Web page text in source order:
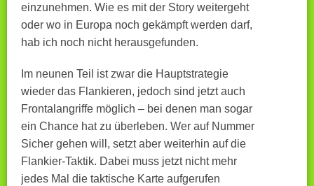
einzunehmen. Wie es mit der Story weitergeht
oder wo in Europa noch gekämpft werden darf,
hab ich noch nicht herausgefunden.
Im neunen Teil ist zwar die Hauptstrategie
wieder das Flankieren, jedoch sind jetzt auch
Frontalangriffe möglich – bei denen man sogar
ein Chance hat zu überleben. Wer auf Nummer
Sicher gehen will, setzt aber weiterhin auf die
Flankier-Taktik. Dabei muss jetzt nicht mehr
jedes Mal die taktische Karte aufgerufen